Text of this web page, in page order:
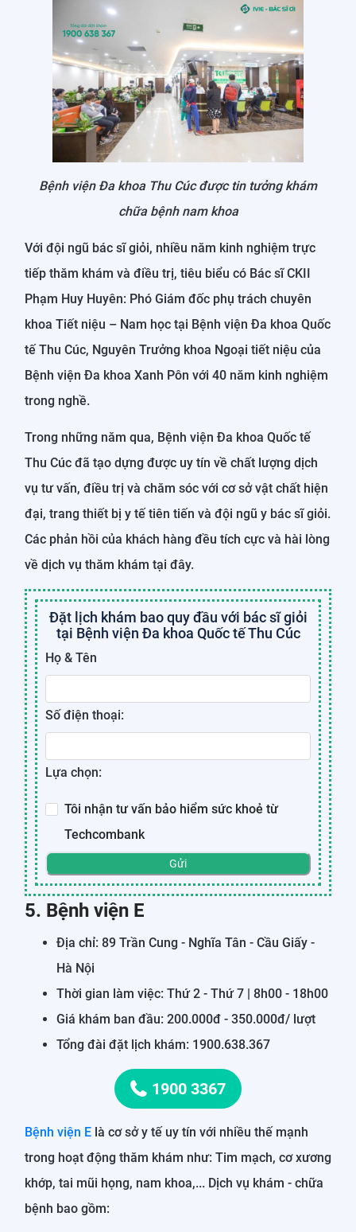
Bệnh viện Đa khoa Thu Cúc được tin tưởng khám
chữa bệnh nam khoa
Với đội ngũ bác sĩ giỏi, nhiều năm kinh nghiệm trực
tiếp thăm khám và điều trị, tiêu biểu có Bác sĩ CKII
Phạm Huy Huyên: Phó Giám đốc phụ trách chuyên
khoa Tiết niệu – Nam học tại Bệnh viện Đa khoa Quốc
tế Thu Cúc, Nguyên Trưởng khoa Ngoại tiết niệu của
Bệnh viện Đa khoa Xanh Pôn với 40 năm kinh nghiệm
trong nghề.
Trong những năm qua, Bệnh viện Đa khoa Quốc tế
Thu Cúc đã tạo dựng được uy tín về chất lượng dịch
vụ tư vấn, điều trị và chăm sóc với cơ sở vật chất hiện
đại, trang thiết bị y tế tiên tiến và đội ngũ y bác sĩ giỏi.
Các phản hồi của khách hàng đều tích cực và hài lòng
về dịch vụ thăm khám tại đây.
Đặt lịch khám bao quy đầu với bác sĩ giỏi
tại Bệnh viện Đa khoa Quốc tế Thu Cúc
Họ & Tên
Số điện thoại:
Lựa chọn:
Tôi nhận tư vấn bảo hiểm sức khoẻ từ
Techcombank
Gửi
5. Bệnh viện E
Địa chỉ: 89 Trần Cung - Nghĩa Tân - Cầu Giấy -
Hà Nội
Thời gian làm việc: Thứ 2 - Thứ 7 | 8h00 - 18h00
Giá khám ban đầu: 200.000đ - 350.000đ/ lượt
Tổng đài đặt lịch khám: 1900.638.367
1900 3367
Bệnh viện E là cơ sở y tế uy tín với nhiều thế mạnh
trong hoạt động thăm khám như: Tim mạch, cơ xương
khớp, tai mũi họng, nam khoa,... Dịch vụ khám - chữa
bệnh bao gồm: